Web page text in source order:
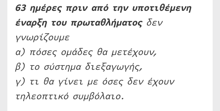
63 ημέρες πριν από την υποτιθέμενη
έναρξη του πρωταθλήματοςδεν
γνωρίζουμε
α) πόσες ομάδες θα μετέχουν,
β) το σύστημα διεξαγωγής,
γ) τι θα γίνει με όσες δεν έχουν
τηλεοπτικό συμβόλαιο.